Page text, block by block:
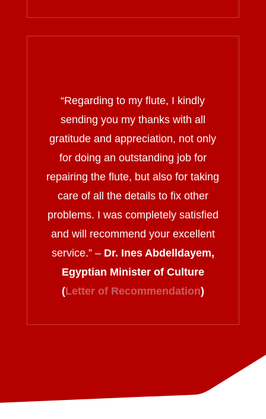
“Regarding to my flute, I kindly
sending you my thanks with all
gratitude and appreciation, not only
for doing an outstanding job for
repairing the flute, but also for taking
care of all the details to fix other
problems. I was completely satisfied
and will recommend your excellent
service.” – Dr. Ines Abdelldayem,
Egyptian Minister of Culture
(Letter of Recommendation)